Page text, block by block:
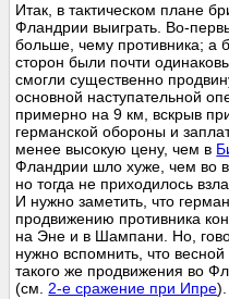
Итак, в тактическом плане
Фландрии выиграть. Во-
больше, чему противника; а
сторон были почти
смогли существенно
основной наступательной
примерно на 9 км, вскрыв
германской обороны и
менее высокую цену, чем в
Фландрии шло хуже, чем во
но тогда не приходилось
И нужно заметить, что
продвижению противника
на Эне и в Шампани. Но,
нужно вспомнить, что
такого же продвижения во
(см. 2-е сражение при Ипре).